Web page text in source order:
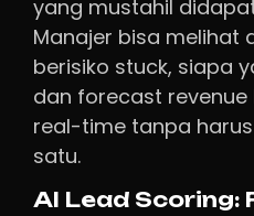
yang mustahil
Manajer bisa melihat
berisiko stuck, siapa
dan forecast
real-time tanpa
satu.
AI Lead Scoring: